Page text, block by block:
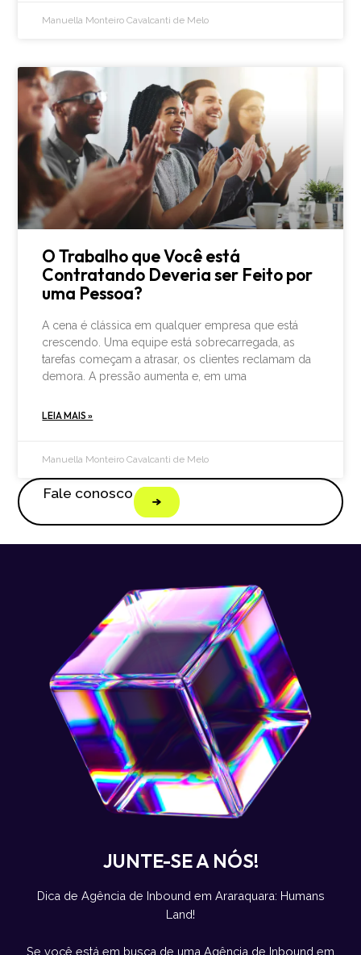
Manuella Monteiro Cavalcanti de Melo
O Trabalho que Você está
Contratando Deveria ser Feito por
uma Pessoa?
A cena é clássica em qualquer empresa que está
crescendo. Uma equipe está sobrecarregada, as
tarefas começam a atrasar, os clientes reclamam da
demora. A pressão aumenta e, em uma
LEIA MAIS »
Manuella Monteiro Cavalcanti de Melo
Fale conosco
JUNTE-SE A NÓS!
Dica de Agência de Inbound em Araraquara: Humans
Land!
Se você está em busca de uma Agência de Inbound em